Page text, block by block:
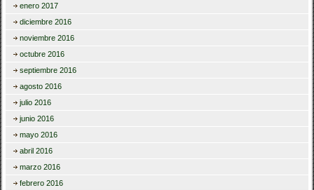
enero 2017
diciembre 2016
noviembre 2016
octubre 2016
septiembre 2016
agosto 2016
julio 2016
junio 2016
mayo 2016
abril 2016
marzo 2016
febrero 2016